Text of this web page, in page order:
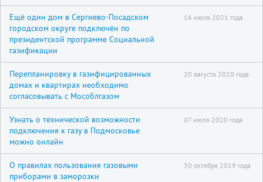
Ещё один дом в Сергиево-Посадском
городском округе подключён по
президентской программе Социальной
газификации
16 июля 2021 года
Перепланировку в газифицированных
домах и квартирах необходимо
согласовывать с Мособлгазом
20 августа 2020 года
Узнать о технической возможности
подключения к газу в Подмосковье
можно онлайн
07 июля 2020 года
О правилах пользования газовыми
приборами в заморозки
30 октября 2019 года